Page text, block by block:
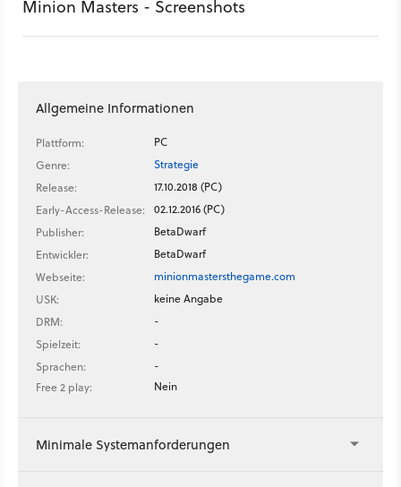
Minion Masters - Screenshots
Allgemeine Informationen
Plattform:
PC
Genre:
Strategie
Release:
17.10.2018 (PC)
Early-Access-Release:
02.12.2016 (PC)
Publisher:
BetaDwarf
Entwickler:
BetaDwarf
Webseite:
minionmastersthegame.com
USK:
keine Angabe
DRM:
-
Spielzeit:
-
Sprachen:
-
Free 2 play:
Nein
Minimale Systemanforderungen